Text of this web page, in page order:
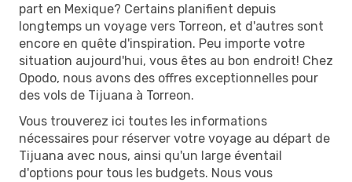
part en Mexique? Certains planifient depuis
longtemps un voyage vers Torreon, et d'autres sont
encore en quête d'inspiration. Peu importe votre
situation aujourd'hui, vous êtes au bon endroit! Chez
Opodo, nous avons des offres exceptionnelles pour
des vols de Tijuana à Torreon.
Vous trouverez ici toutes les informations
nécessaires pour réserver votre voyage au départ de
Tijuana avec nous, ainsi qu'un large éventail
d'options pour tous les budgets. Nous vous